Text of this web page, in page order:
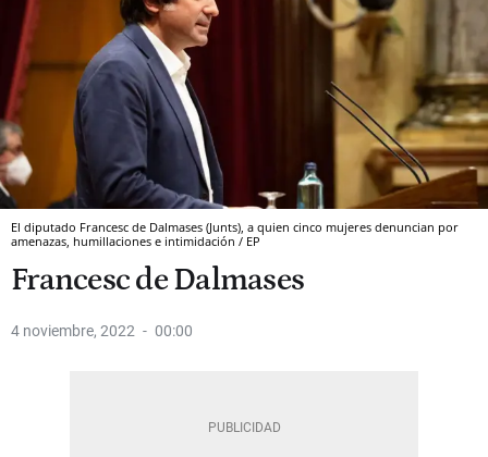
El diputado Francesc de Dalmases (Junts), a quien cinco mujeres denuncian por
amenazas, humillaciones e intimidación / EP
Francesc de Dalmases
4 noviembre, 2022 00:00